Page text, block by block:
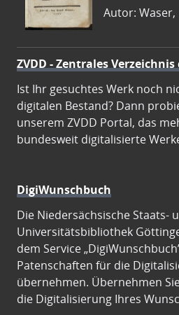
Autor: Waser,
ZVDD - Zentrales
Ist Ihr gesuchtes Werk noch
digitalen Bestand? Dann
unserem ZVDD Portal, das
bundesweit digitalisierte
DigiWunschbuch
Die Niedersächsische Staats-
Universitätsbibliothek
dem Service
Patenschaften für die
übernehmen. Übernehmen
die Digitalisierung Ihres